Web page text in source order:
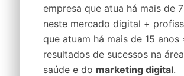
empresa que atua há mais de
neste mercado digital +
que atuam há mais de 15 anos
resultados de sucessos na
saúde e do marketing digital.